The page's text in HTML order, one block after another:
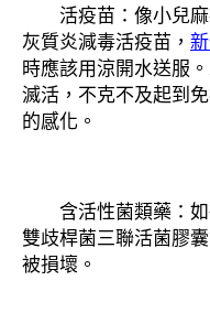
活疫苗：像小兒麻
灰質炎減毒活疫苗，
時應該用涼開水送服
滅活，不克不及起到
的感化。
含活性菌類藥：如
雙歧桿菌三聯活菌膠
被損壞。